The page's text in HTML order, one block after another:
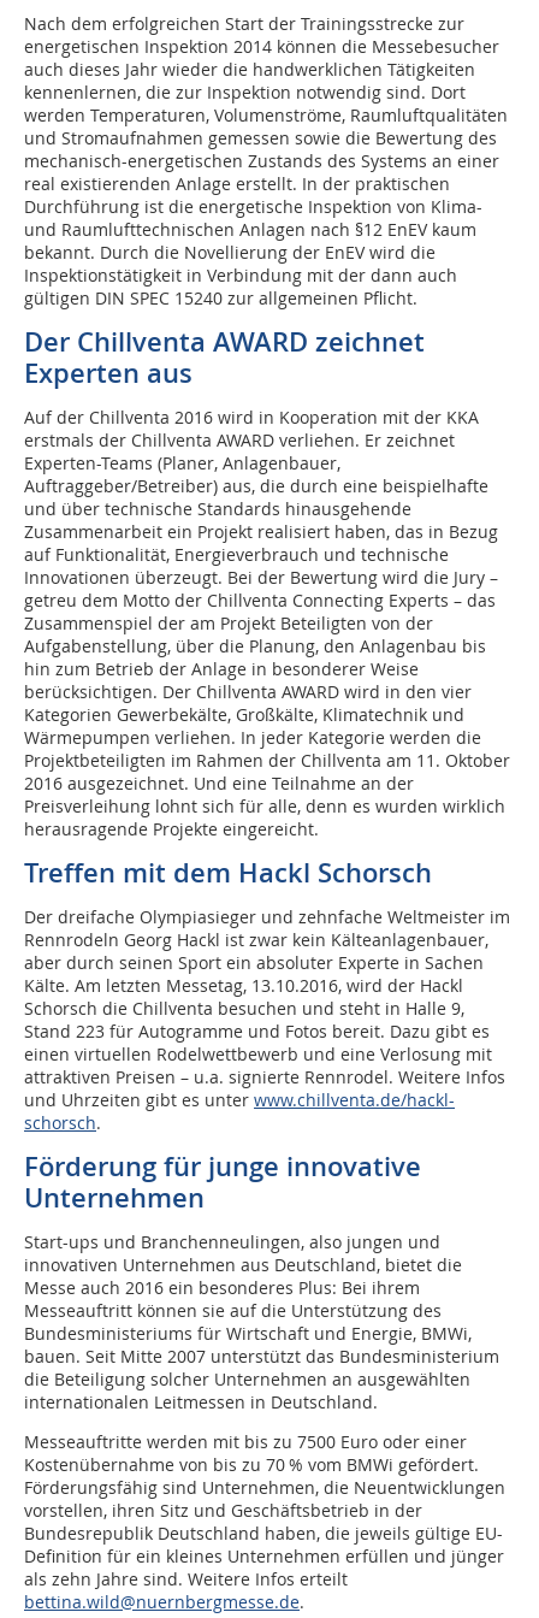
Nach dem erfolgreichen Start der Trainingsstrecke zur
energetischen Inspektion 2014 können die Messebesucher
auch dieses Jahr wieder die handwerklichen Tätigkeiten
kennenlernen, die zur Inspektion notwendig sind. Dort
werden Temperaturen, Volumenströme, Raumluftqualitäten
und Stromaufnahmen gemessen sowie die Bewertung des
mechanisch-energetischen Zustands des Systems an einer
real existierenden Anlage erstellt. In der praktischen
Durchführung ist die energetische Inspektion von Klima-
und Raumlufttechnischen Anlagen nach §12 EnEV kaum
bekannt. Durch die Novellierung der EnEV wird die
Inspektionstätigkeit in Verbindung mit der dann auch
gültigen DIN SPEC 15240 zur allgemeinen Pflicht.
Der Chillventa AWARD zeichnet
Experten aus
Auf der Chillventa 2016 wird in Kooperation mit der KKA
erstmals der Chillventa AWARD verliehen. Er zeichnet
Experten-Teams (Planer, Anlagenbauer,
Auftraggeber/Betreiber) aus, die durch eine beispielhafte
und über technische Standards hinausgehende
Zusammenarbeit ein Projekt realisiert haben, das in Bezug
auf Funktionalität, Energieverbrauch und technische
Innovationen überzeugt. Bei der Bewertung wird die Jury –
getreu dem Motto der Chillventa Connecting Experts – das
Zusammenspiel der am Projekt Beteiligten von der
Aufgabenstellung, über die Planung, den Anlagenbau bis
hin zum Betrieb der Anlage in besonderer Weise
berücksichtigen. Der Chillventa AWARD wird in den vier
Kategorien Gewerbekälte, Großkälte, Klimatechnik und
Wärmepumpen verliehen. In jeder Kategorie werden die
Projektbeteiligten im Rahmen der Chillventa am 11. Oktober
2016 ausgezeichnet. Und eine Teilnahme an der
Preisverleihung lohnt sich für alle, denn es wurden wirklich
herausragende Projekte eingereicht.
Treffen mit dem Hackl Schorsch
Der dreifache Olympiasieger und zehnfache Weltmeister im
Rennrodeln Georg Hackl ist zwar kein Kälteanlagenbauer,
aber durch seinen Sport ein absoluter Experte in Sachen
Kälte. Am letzten Messetag, 13.10.2016, wird der Hackl
Schorsch die Chillventa besuchen und steht in Halle 9,
Stand 223 für Autogramme und Fotos bereit. Dazu gibt es
einen virtuellen Rodelwettbewerb und eine Verlosung mit
attraktiven Preisen – u.a. signierte Rennrodel. Weitere Infos
und Uhrzeiten gibt es unter www.chillventa.de/hackl-
schorsch.
Förderung für junge innovative
Unternehmen
Start-ups und Branchenneulingen, also jungen und
innovativen Unternehmen aus Deutschland, bietet die
Messe auch 2016 ein besonderes Plus: Bei ihrem
Messeauftritt können sie auf die Unterstützung des
Bundesministeriums für Wirtschaft und Energie, BMWi,
bauen. Seit Mitte 2007 unterstützt das Bundesministerium
die Beteiligung solcher Unternehmen an ausgewählten
internationalen Leitmessen in Deutschland.
Messeauftritte werden mit bis zu 7500 Euro oder einer
Kostenübernahme von bis zu 70 % vom BMWi gefördert.
Förderungsfähig sind Unternehmen, die Neuentwicklungen
vorstellen, ihren Sitz und Geschäftsbetrieb in der
Bundesrepublik Deutschland haben, die jeweils gültige EU-
Definition für ein kleines Unternehmen erfüllen und jünger
als zehn Jahre sind. Weitere Infos erteilt
bettina.wild@nuernbergmesse.de.